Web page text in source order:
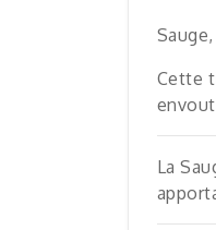
Cette
La